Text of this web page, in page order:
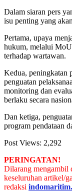
Dalam siaran pers
isu penting yang
Pertama, upaya
hukum, melalui
terhadap wartawan.
Kedua, peningkatan
penguatan
monitoring dan
berlaku secara
Dan ketiga,
program pendataan
Post Views: 2,292
PERINGATAN!
Dilarang mengambil
keseluruhan artikel/
redaksi